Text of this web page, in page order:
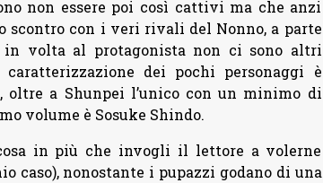
non essere poi così cattivi ma che anzi
scontro con i veri rivali del Nonno, a parte
volta al protagonista non ci sono altri
dei pochi personaggi è
oltre a Shunpei l’unico con un minimo di
volume è Sosuke Shindo.
in più che invogli il lettore a volerne
caso), nonostante i pupazzi godano di una